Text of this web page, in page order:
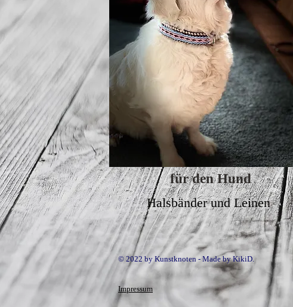
für den Hund
Halsbänder und Leinen
© 2022 by Kunstknoten - Made by KikiD.
Impressum